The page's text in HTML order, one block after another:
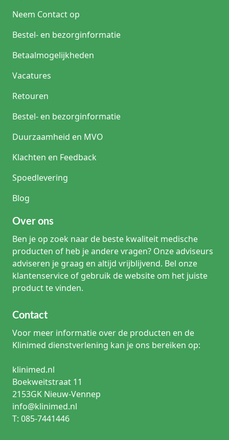
Neem Contact op
Bestel- en bezorginformatie
Betaalmogelijkheden
Vacatures
Retouren
Bestel- en bezorginformatie
Duurzaamheid en MVO
Klachten en Feedback
Spoedlevering
Blog
Over ons
Ben je op zoek naar de beste kwaliteit medische
producten of heb je andere vragen? Onze adviseurs
adviseren je graag en altijd vrijblijvend. Bel onze
klantenservice of gebruik de website om het juiste
product te vinden.
Contact
Voor meer informatie over de producten en de
Klinimed dienstverlening kan je ons bereiken op:
klinimed.nl
Boekweitstraat 11
2153GK Nieuw-Vennep
info@klinimed.nl
T: 085-7441446